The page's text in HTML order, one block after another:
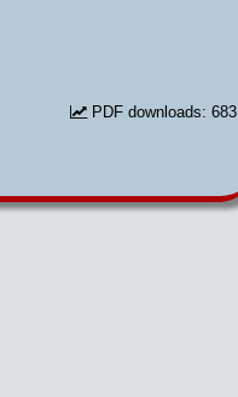
PDF downloads: 683